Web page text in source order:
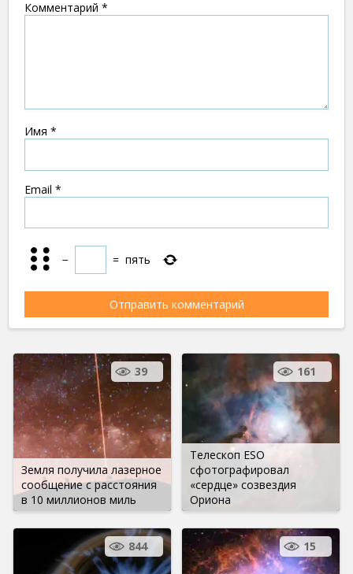
Комментарий *
Имя *
Email *
− = пять
Земля получила лазерное
сообщение с расстояния
в 10 миллионов миль
39
Телескоп ESO
сфотографировал
«сердце» созвездия
Ориона
161
844 15